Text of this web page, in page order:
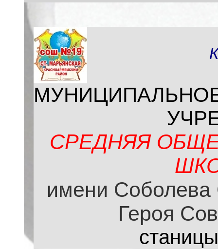
СРЕДНЯЯ
имени Соболева
Героя